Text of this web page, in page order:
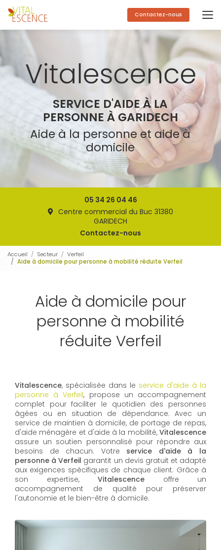
Aller
au
contenu
principal
Contactez-nous
SERVICE D'AIDE À LA
PERSONNE À GARIDECH
Aide à la personne et aide à
domicile
05 34 26 04 46
Centre commercial du Buc 31380
GARIDECH
Contactez-nous
Accueil Secteur
Verfeil
Aide à domicile pour personne à mobilité réduite Verfeil
Aide à domicile pour
personne à mobilité
réduite Verfeil
Vitalescence, spécialisée dans le service d'aide à la
personne à Verfeil, propose un accompagnement
complet pour faciliter le quotidien des personnes
âgées ou en situation de dépendance. Avec un
service de maintien à domicile, de portage de repas,
d'aide ménagère et d'aide à la mobilité, Vitalescence
assure un soutien personnalisé pour répondre aux
besoins de chacun. Votre service d'aide à la
personne à Verfeil garantit un devis gratuit et adapté
aux exigences spécifiques de chaque client. Grâce à
son expertise, Vitalescence offre un
accompagnement de qualité pour préserver
l'autonomie et le bien-être à domicile.